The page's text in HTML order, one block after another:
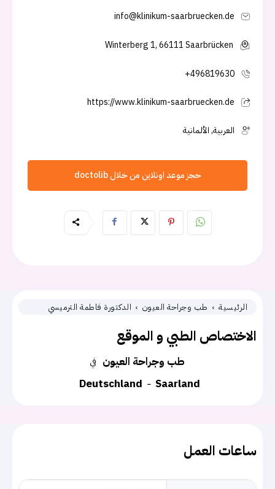
الرئيسية طب وجراحة العيون الدكتورة فاطمة الترميسي
الاختصاص الطبي و الموقع
في طب وجراحة العيون
Deutschland
Saarland
ساعات العمل
info@klinikum-saarbruecken.de
Winterberg 1, 66111 Saarbrücken
+496819630
https://www.klinikum-saarbruecken.de
العربية, الألمانية
حجز موعد اونلاين من خلال doctolib